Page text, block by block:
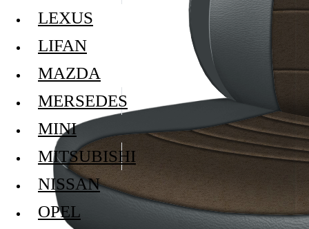
LEXUS
LIFAN
MAZDA
MERSEDES
MINI
MITSUBISHI
NISSAN
OPEL